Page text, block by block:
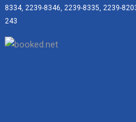
8334, 2239-8346, 2239-8335, 2239-
243